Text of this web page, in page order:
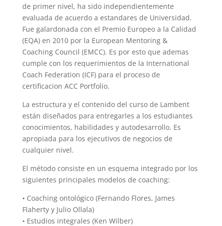
de primer nivel, ha sido independientemente
evaluada de acuerdo a estandares de Universidad.
Fue galardonada con el Premio Europeo a la Calidad
(EQA) en 2010 por la European Mentoring &
Coaching Council (EMCC). Es por esto que ademas
cumple con los requerimientos de la International
Coach Federation (ICF) para el proceso de
certificacion ACC Portfolio.
La estructura y el contenido del curso de Lambent
están diseñados para entregarles a los estudiantes
conocimientos, habilidades y autodesarrollo. Es
apropiada para los ejecutivos de negocios de
cualquier nivel.
El método consiste en un esquema integrado por los
siguientes principales modelos de coaching:
• Coaching ontológico (Fernando Flores, James
Flaherty y Julio Ollala)
• Estudios integrales (Ken Wilber)